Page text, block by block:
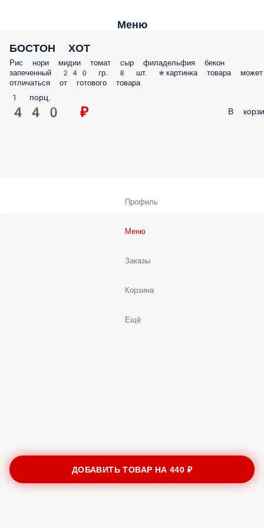
Меню
БОСТОН ХОТ
Рис нори мидии томат сыр филадельфия бекон
запеченный 240 гр. 8 шт. *картинка товара может
отличаться от готового товара
1 порц.
440 ₽ В
ДОБАВИТЬ ТОВАР НА440 ₽
Профиль
Меню
Заказы
Корзина
Ещё